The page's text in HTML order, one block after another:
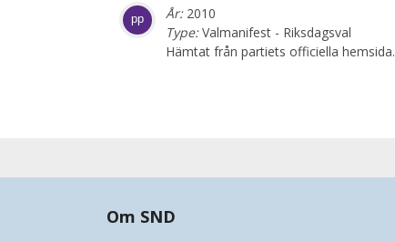
pp År:2010
Type:Valmanifest - Riksdagsval
Hämtat från partiets officiella hemsida.
Om SND